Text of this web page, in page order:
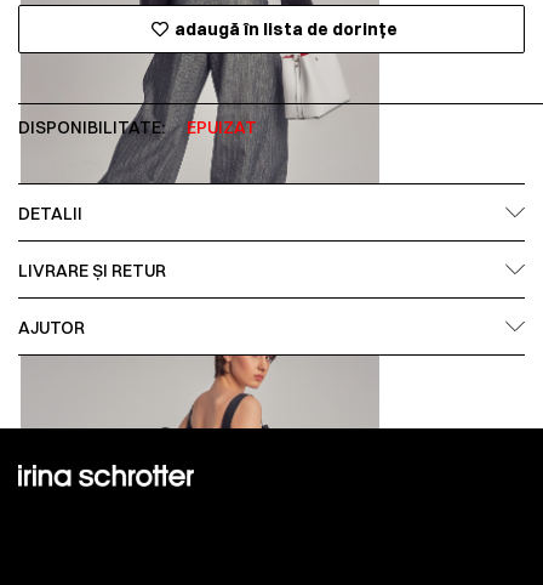
adaugă în lista de dorințe
DISPONIBILITATE: EPUIZAT
DETALII
LIVRARE ȘI RETUR
AJUTOR